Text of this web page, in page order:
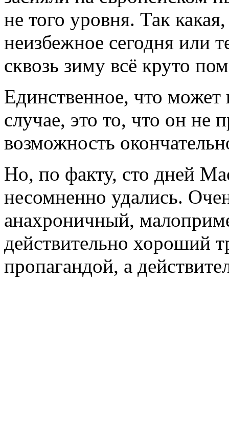
не того уровня. Так
неизбежное сегодня или
сквозь зиму всё круто
Единственное, что может
случае, это то, что он не
возможность
Но, по факту, сто дней
несомненно удались.
анахроничный,
действительно хороший
пропагандой, а